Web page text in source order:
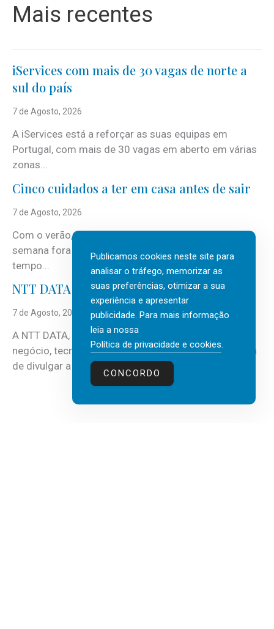
Mais recentes
iServices com mais de 30 vagas de norte a
sul do país
7 de Agosto, 2026
A iServices está a reforçar as suas equipas em
Portugal, com mais de 30 vagas em aberto em várias
zonas...
Cinco cuidados a ter em casa antes de sair
7 de Agosto, 2026
Com o verão, chegam também as férias, os fins-de-
semana fora e os dias em que a casa fica mais
tempo...
NTT DATA Insurtech Global Outlook 2026
7 de Agosto, 2026
A NTT DATA, consultora global em serviços de
negócio, tecnologia e inteligência artificial (IA), acaba
de divulgar a mais recente...
Publicamos cookies neste site para
analisar o tráfego, memorizar as
suas preferências, otimizar a sua
experiência e apresentar
publicidade. Para mais informação
leia a nossa
Política de privacidade e cookies.
CONCORDO